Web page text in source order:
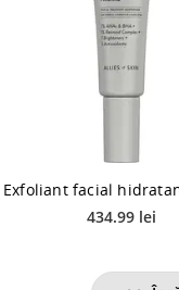
434.99 lei